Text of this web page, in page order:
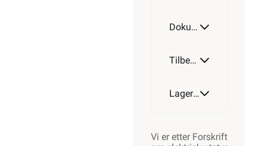
Dokumentasjon
Tilbehør
Lagerstatus
Vi er etter Forskrift